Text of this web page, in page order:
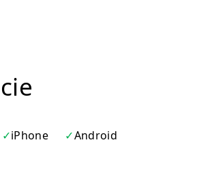
iPhone Android